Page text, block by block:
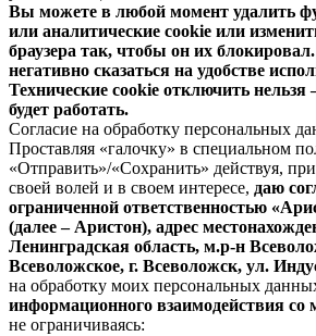
Вы можете в любой момент удалить
или аналитические cookie или
браузера так, чтобы он их
негативно сказаться на удобстве
Технические cookie отключить
будет работать.
Согласие на обработку персональных
Проставляя «галочку» в специальном
«Отправить»/«Сохранить» действуя,
своей волей и в своем интересе, даю
ограниченной ответственностью
(далее – Аристон), адрес
Ленинградская область, м.р-н
Всеволожское, г. Всеволожск, ул.
на обработку моих персональных
информационного взаимодействия со
не ограничиваясь: